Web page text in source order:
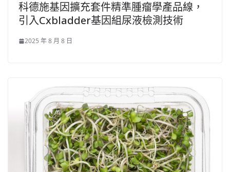
科德施基因擴充套件精準腫瘤學產品線，
引入Cxbladder基因組尿液檢測技術
2025 年 8 月 8 日